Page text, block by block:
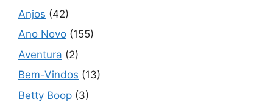
Anjos (42)
Ano Novo (155)
Aventura (2)
Bem-Vindos (13)
Betty Boop (3)